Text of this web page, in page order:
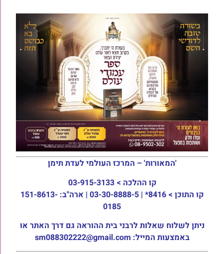
'המאורות' – המרכז העולמי לעדת תימן
קו ההלכה > 03-915-3133
קו התוכן >
8416* | 03-30-8888-5 | ארה"ב: 151-8613-
0185
ניתן לשלוח שאלות לרבני בית ההוראה גם דרך האתר או
באמצעות המייל: sm088302222@gmail.com